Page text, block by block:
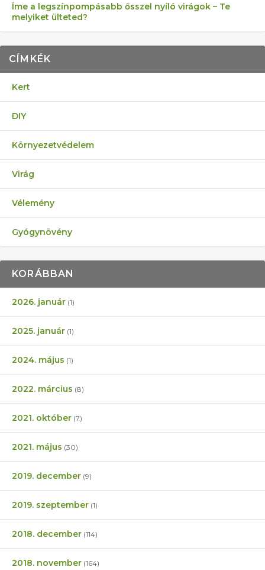
Íme a legszínpompásabb ősszel nyíló virágok – Te
melyiket ülteted?
CÍMKÉK
Kert
DIY
Környezetvédelem
Virág
Vélemény
Gyógynövény
KORÁBBAN
2026. január (1)
2025. január (1)
2024. május (1)
2022. március (8)
2021. október (7)
2021. május (30)
2019. december (9)
2019. szeptember (1)
2018. december (114)
2018. november (164)